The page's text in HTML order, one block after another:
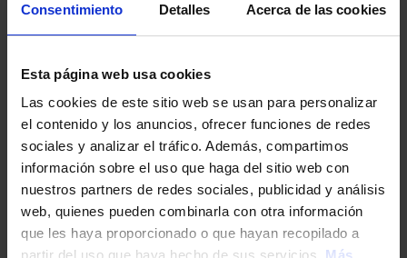
Consentimiento Detalles Acerca de las cookies
Esta página web usa cookies
Las cookies de este sitio web se usan para personalizar
el contenido y los anuncios, ofrecer funciones de redes
sociales y analizar el tráfico. Además, compartimos
información sobre el uso que haga del sitio web con
nuestros partners de redes sociales, publicidad y análisis
web, quienes pueden combinarla con otra información
que les haya proporcionado o que hayan recopilado a
partir del uso que haya hecho de sus servicios. Más
livskvalitet med hållbarhet.
Tjänster i området
Den utmärkta förbindelsen med Valencia och
Sagunto gör det möjligt att njuta av en balanserad
livsstil där arbete, fritid och avkoppling samspelar på
ett naturligt sätt. Området kompletteras av ett brett
och välutvecklat serviceutbud, med fritids- och